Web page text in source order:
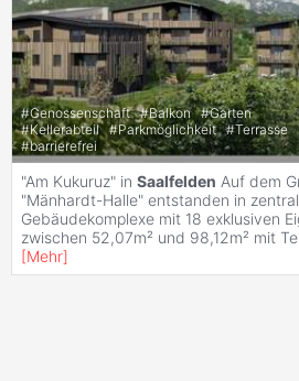
#Genossenschaft #Balkon #Garten
#Kellerabteil #Parkmöglichkeit #Terrasse
#barrierefrei
"Am Kukuruz" in Saalfelden Auf dem
"Mänhardt-Halle" entstanden in
Gebäudekomplexe mit 18 exklusiven
zwischen 52,07m² und 98,12m² mit
[Mehr]